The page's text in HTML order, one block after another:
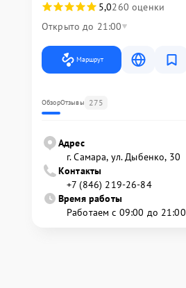
5,0260 оценки
Открыто до 21:00
Маршрут
ОбзорОтзывы 275
Адрес
г. Самара, ул. Дыбенко, 30
Контакты
+7 (846) 219-26-84
Время работы
Работаем с 09:00 до 21:00